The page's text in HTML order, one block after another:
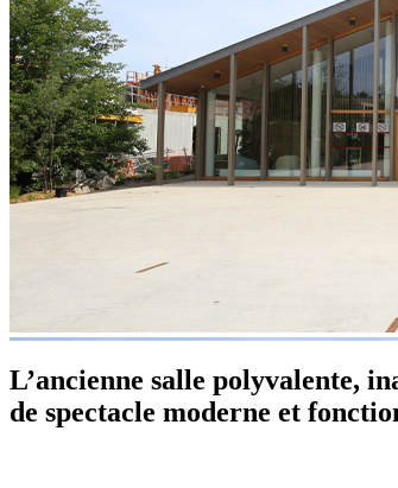
L’ancienne salle polyvalente,
de spectacle moderne et